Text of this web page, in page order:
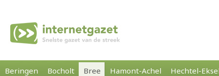
Beringen Bocholt Bree Hamont-Achel Hechtel-